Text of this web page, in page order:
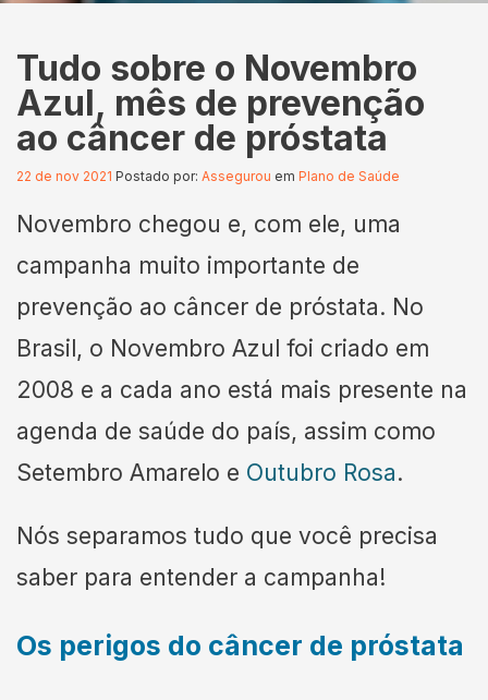
Tudo sobre o Novembro
Azul, mês de prevenção
ao câncer de próstata
22 de nov 2021 Postado por: Assegurou em Plano de Saúde
Novembro chegou e, com ele, uma
campanha muito importante de
prevenção ao câncer de próstata. No
Brasil, o Novembro Azul foi criado em
2008 e a cada ano está mais presente na
agenda de saúde do país, assim como
Setembro Amarelo e Outubro Rosa.
Nós separamos tudo que você precisa
saber para entender a campanha!
Os perigos do câncer de próstata